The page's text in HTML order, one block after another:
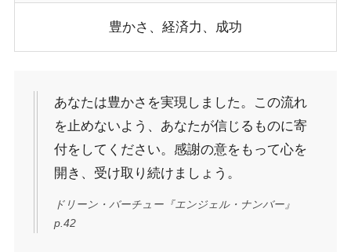
豊かさ、経済力、成功
あなたは豊かさを実現しました。この流れ
を止めないよう、あなたが信じるものに寄
付をしてください。感謝の意をもって心を
開き、受け取り続けましょう。
ドリーン・バーチュー『エンジェル・ナンバー』
p.42